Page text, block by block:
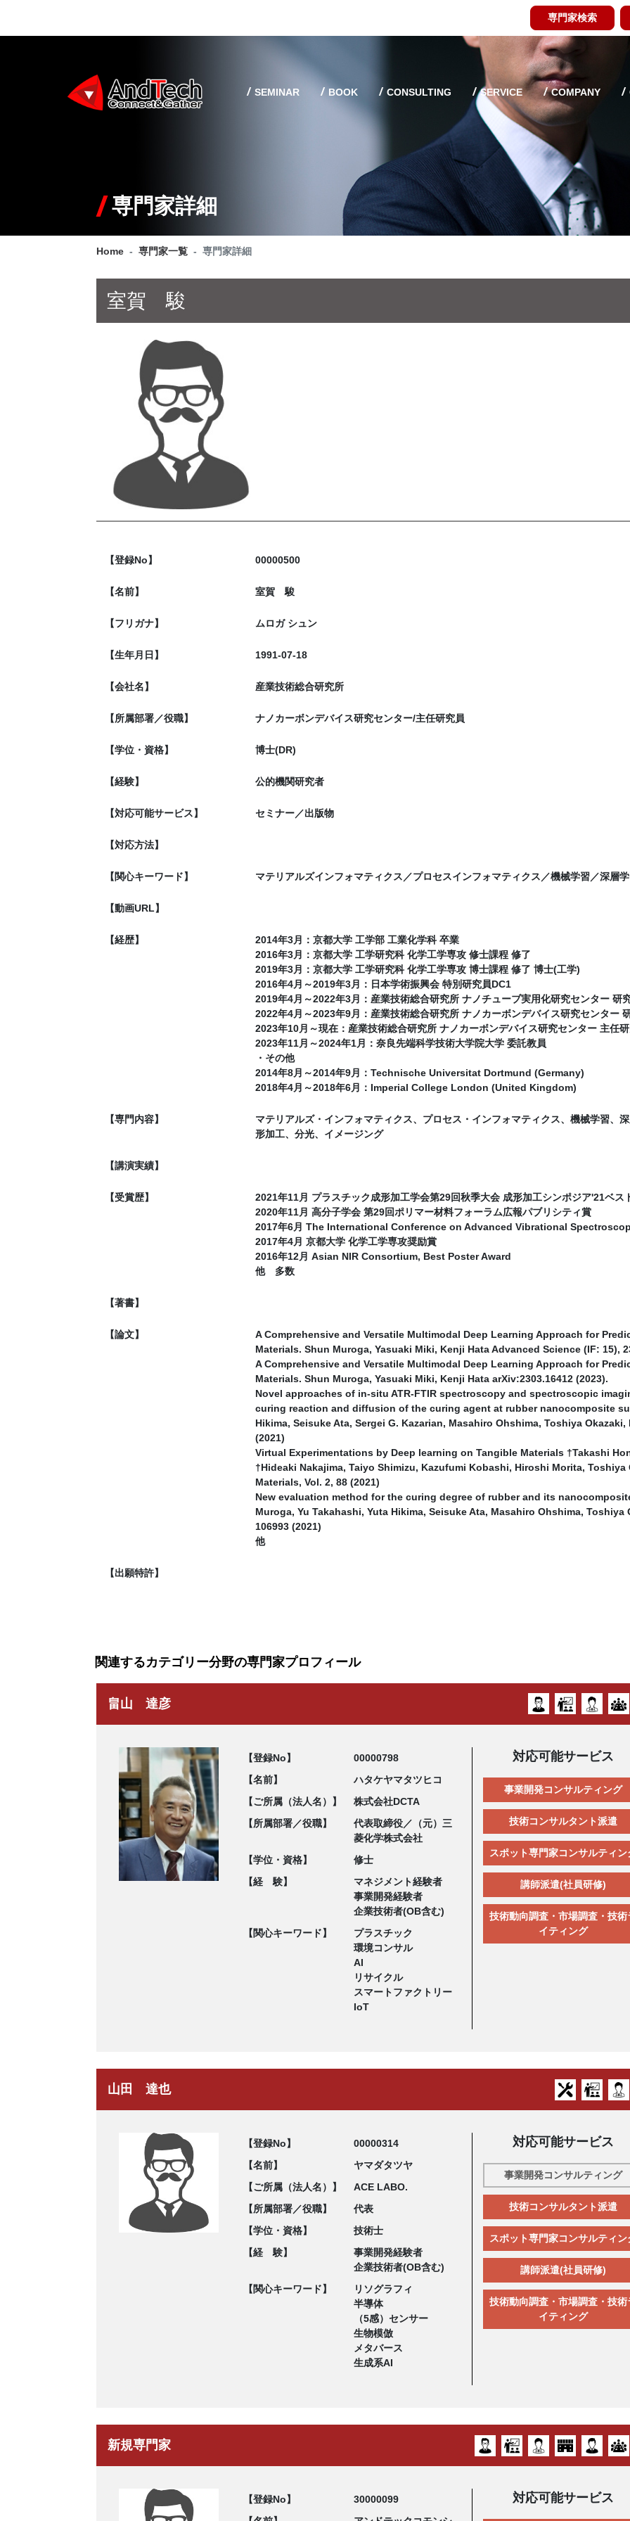
専門家検索
SEMINAR BOOK CONSULTING SERVICE COMPANY
専門家詳細
Home 専門家一覧 専門家詳細
室賀 駿
【登録No】 00000500
【名前】 室賀 駿
【フリガナ】 ムロガ シュン
【生年月日】 1991-07-18
【会社名】 産業技術総合研究所
【所属部署／役職】 ナノカーボンデバイス研究センター/主任研究員
【学位・資格】 博士(DR)
【経験】 公的機関研究者
【対応可能サービス】 セミナー／出版物
【対応方法】
【関心キーワード】 マテリアルズインフォマティクス／プロセスインフォマティクス／機械学習／深層
【動画URL】
【経歴】
2014年3月：京都大学 工学部 工業化学科 卒業
2016年3月：京都大学 工学研究科 化学工学専攻 修士課程 修了
2019年3月：京都大学 工学研究科 化学工学専攻 博士課程 修了 博士(工学)
2016年4月～2019年3月：日本学術振興会 特別研究員DC1
2019年4月～2022年3月：産業技術総合研究所 ナノチューブ実用化研究センター 研
2022年4月～2023年9月：産業技術総合研究所 ナノカーボンデバイス研究センター
2023年10月～現在：産業技術総合研究所 ナノカーボンデバイス研究センター 主任
2023年11月～2024年1月：奈良先端科学技術大学院大学 委託教員
・その他
2014年8月～2014年9月：Technische Universitat Dortmund (Germany)
2018年4月～2018年6月：Imperial College London (United Kingdom)
【専門内容】
マテリアルズ・インフォマティクス、プロセス・インフォマティクス、機械学習、
形加工、分光、イメージング
【講演実績】
【受賞歴】
2021年11月 プラスチック成形加工学会第29回秋季大会 成形加工シンポジア'21ベス
2020年11月 高分子学会 第29回ポリマー材料フォーラム広報パブリシティ賞
2017年6月 The International Conference on Advanced Vibrational
2017年4月 京都大学 化学工学専攻奨励賞
2016年12月 Asian NIR Consortium, Best Poster Award
他 多数
【著書】
【論文】
A Comprehensive and Versatile Multimodal Deep Learning Approach for
Materials. Shun Muroga, Yasuaki Miki, Kenji Hata Advanced Science (IF: 15),
A Comprehensive and Versatile Multimodal Deep Learning Approach for
Materials. Shun Muroga, Yasuaki Miki, Kenji Hata arXiv:2303.16412 (2023).
Novel approaches of in-situ ATR-FTIR spectroscopy and spectroscopic
curing reaction and diffusion of the curing agent at rubber nanocomposite
Hikima, Seisuke Ata, Sergei G. Kazarian, Masahiro Ohshima, Toshiya
(2021)
Virtual Experimentations by Deep learning on Tangible Materials †Takashi
†Hideaki Nakajima, Taiyo Shimizu, Kazufumi Kobashi, Hiroshi Morita,
Materials, Vol. 2, 88 (2021)
New evaluation method for the curing degree of rubber and its
Muroga, Yu Takahashi, Yuta Hikima, Seisuke Ata, Masahiro Ohshima,
106993 (2021)
他
【出願特許】
関連するカテゴリー分野の専門家プロフィール
畠山 達彦
【登録No】
00000798
【名前】
ハタケヤマタツヒコ
【ご所属（法人名）】
株式会社DCTA
【所属部署／役職】
代表取締役／（元）三
菱化学株式会社
【学位・資格】
修士
【経 験】
マネジメント経験者
事業開発経験者
企業技術者(OB含む)
【関心キーワード】
プラスチック
環境コンサル
AI
リサイクル
スマートファクトリー
IoT
対応可能サービス
事業開発コンサルティング
技術コンサルタント派遣
スポット専門家コンサルティン
講師派遣(社員研修)
技術動向調査・市場調査・技術
イティング
山田 達也
【登録No】
00000314
【名前】
ヤマダタツヤ
【ご所属（法人名）】
ACE LABO.
【所属部署／役職】
代表
【学位・資格】
技術士
【経 験】
事業開発経験者
企業技術者(OB含む)
【関心キーワード】
リソグラフィ
半導体
（5感）センサー
生物模倣
メタバース
生成系AI
対応可能サービス
事業開発コンサルティング
技術コンサルタント派遣
スポット専門家コンサルティン
講師派遣(社員研修)
技術動向調査・市場調査・技術
イティング
新規専門家
【登録No】
30000099
対応可能サービス